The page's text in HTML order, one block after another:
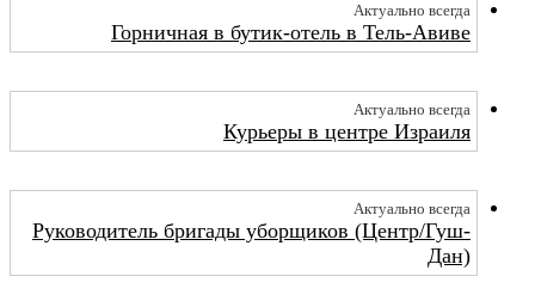
Актуально всегда
Горничная в бутик-отель в Тель-Авиве
Актуально всегда
Курьеры в центре Израиля
Актуально всегда
Руководитель бригады уборщиков (Центр/Гуш-
Дан)